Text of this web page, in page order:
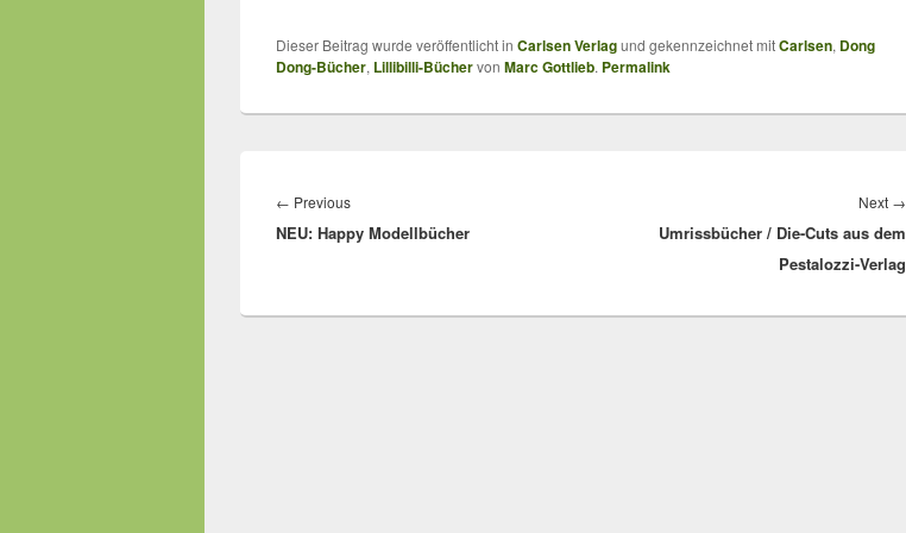
Dieser Beitrag wurde veröffentlicht in Carlsen Verlagund gekennzeichnet mitCarlsen, Dong
Dong-Bücher, Lillibilli-Büchervon Marc Gottlieb. Permalink
← PreviousPrevious
post:
NEU: Happy Modellbücher
Next →
Umrissbücher / Die-Cuts aus dem
Pestalozzi-Verlag